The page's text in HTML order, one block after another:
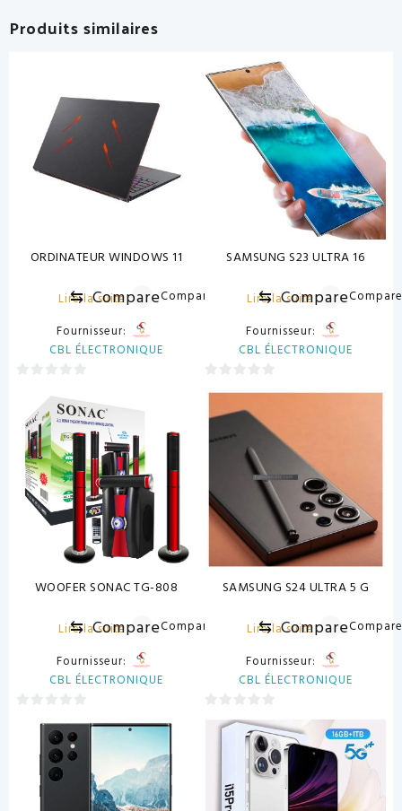
Produits similaires
ORDINATEUR WINDOWS 11
Lire la suite
⇆ CompareCompare
Fournisseur:
CBL ÉLECTRONIQUE
SAMSUNG S23 ULTRA 16
Lire la suite
⇆ Compare
Fournisseur:
CBL ÉLECTRONIQUE
WOOFER SONAC TG-808
Lire la suite
⇆ CompareCompare
Fournisseur:
CBL ÉLECTRONIQUE
SAMSUNG S24 ULTRA 5 G
Lire la suite
⇆ Compare
Fournisseur:
CBL ÉLECTRONIQUE